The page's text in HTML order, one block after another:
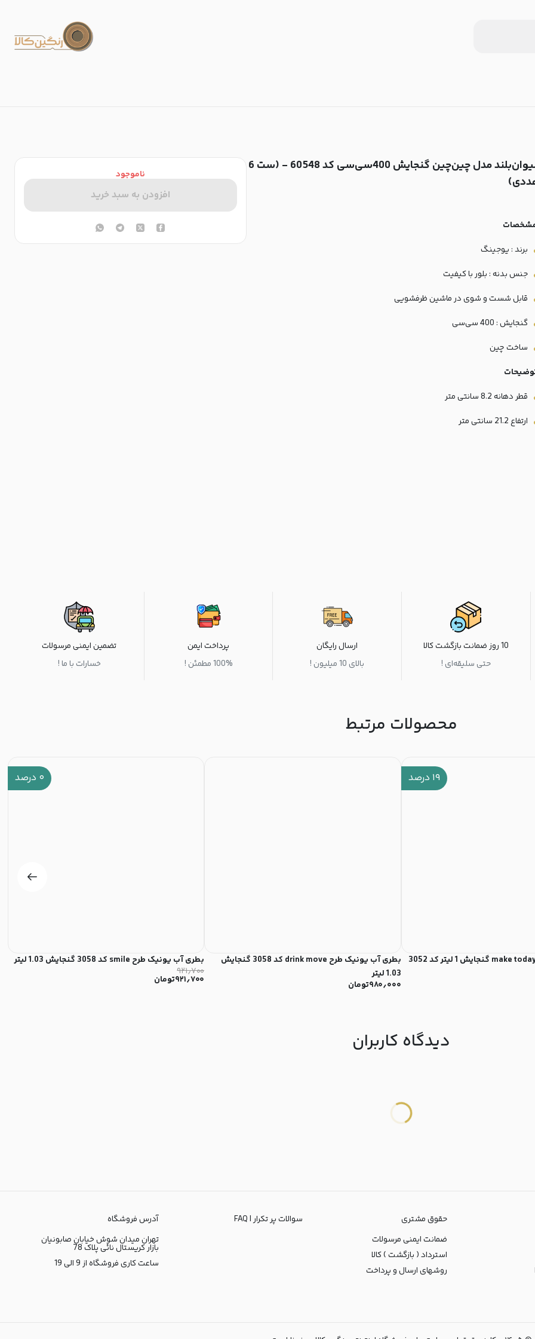
لیوان‌‌بلند مدل چین‌چین گنجایش 400سی‌سی کد 60548 - (ست 6
برند : یوجینگ
جنس بدنه : بلور با کیفیت
قابل شست و شوی در ماشین ظرفشویی
گنجایش : 400 سی‌سی
ساخت چین
قطر دهانه 8.2 سانتی متر
ارتفاع 21.2 سانتی متر
ناموجود
افزودن به سبد خرید
10 روز ضمانت بازگشت کالا
حتی سلیقه‌ای !
ارسال رایگان
بالای 10 میلیون !
پرداخت ایمن
100% مطمئن !
تضمین ایمنی مرسولات
خسارات با ما !
محصولات مرتبط
۱۹ درصد
بطری آب یونیک طرح drink move کد 3058 گنجایش
1.03 لیتر
۹۸۰٫۰۰۰تومان
۰ درصد
بطری آب یونیک طرح smile کد 3058 گنجایش 1.03 لیتر
۹۲۱٫۷۰۰
۹۲۱٫۷۰۰تومان
دیدگاه کاربران
حقوق مشتری
ضمانت ایمنی مرسولات
استرداد ( بازگشت ) کالا
روشهای ارسال و پرداخت
سوالات پر تکرار | FAQ
آدرس فروشگاه
تهران میدان شوش خیابان صابونیان
بازار کریستال نائی پلاک 78
ساعت کاری فروشگاه از 9 الی 19